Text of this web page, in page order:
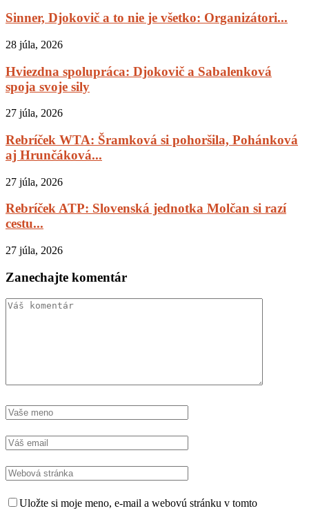
Sinner, Djokovič a to nie je všetko: Organizátori...
28 júla, 2026
Hviezdna spolupráca: Djokovič a Sabalenková
spoja svoje sily
27 júla, 2026
Rebríček WTA: Šramková si pohoršila, Pohánková
aj Hrunčáková...
27 júla, 2026
Rebríček ATP: Slovenská jednotka Molčan si razí
cestu...
27 júla, 2026
Zanechajte komentár
Uložte si moje meno, e-mail a webovú stránku v tomto